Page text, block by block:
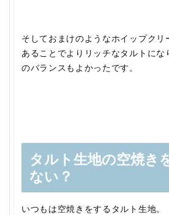
そしておまけのようなホイップクリ
あることでよりリッチなタルトにな
のバランスもよかったです。
タルト生地の空焼き
ない？
いつもは空焼きをするタルト生地。